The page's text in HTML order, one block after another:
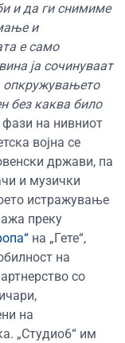
и да ги снимиме
и
е само
ја сочинуваат
опкружувањето
без каква било
фази на нивниот
војна се
држави, па
и музички
истражување
преку
на „Гете“,
на
со
на
„Студио6“ им